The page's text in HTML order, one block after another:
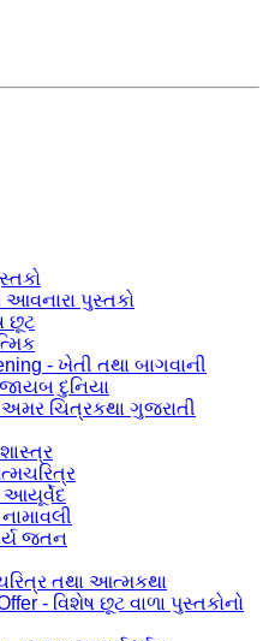
આવનારા પુસ્તકો
છૂટ
- ખેતી તથા બાગવાની
દુનિયા
અમર ચિત્રકથા ગુજરાતી
આયૂર્વેદ
જતન
તથા આત્મકથા
- વિશેષ છૂટ વાળા પુસ્તકોનો